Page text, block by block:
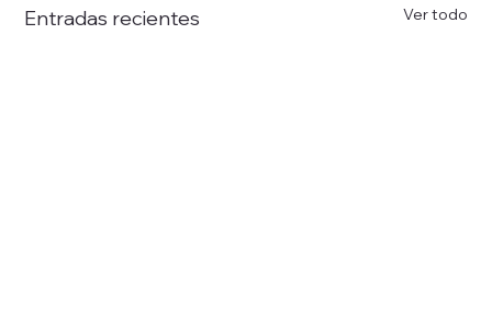
Entradas recientes Ver todo